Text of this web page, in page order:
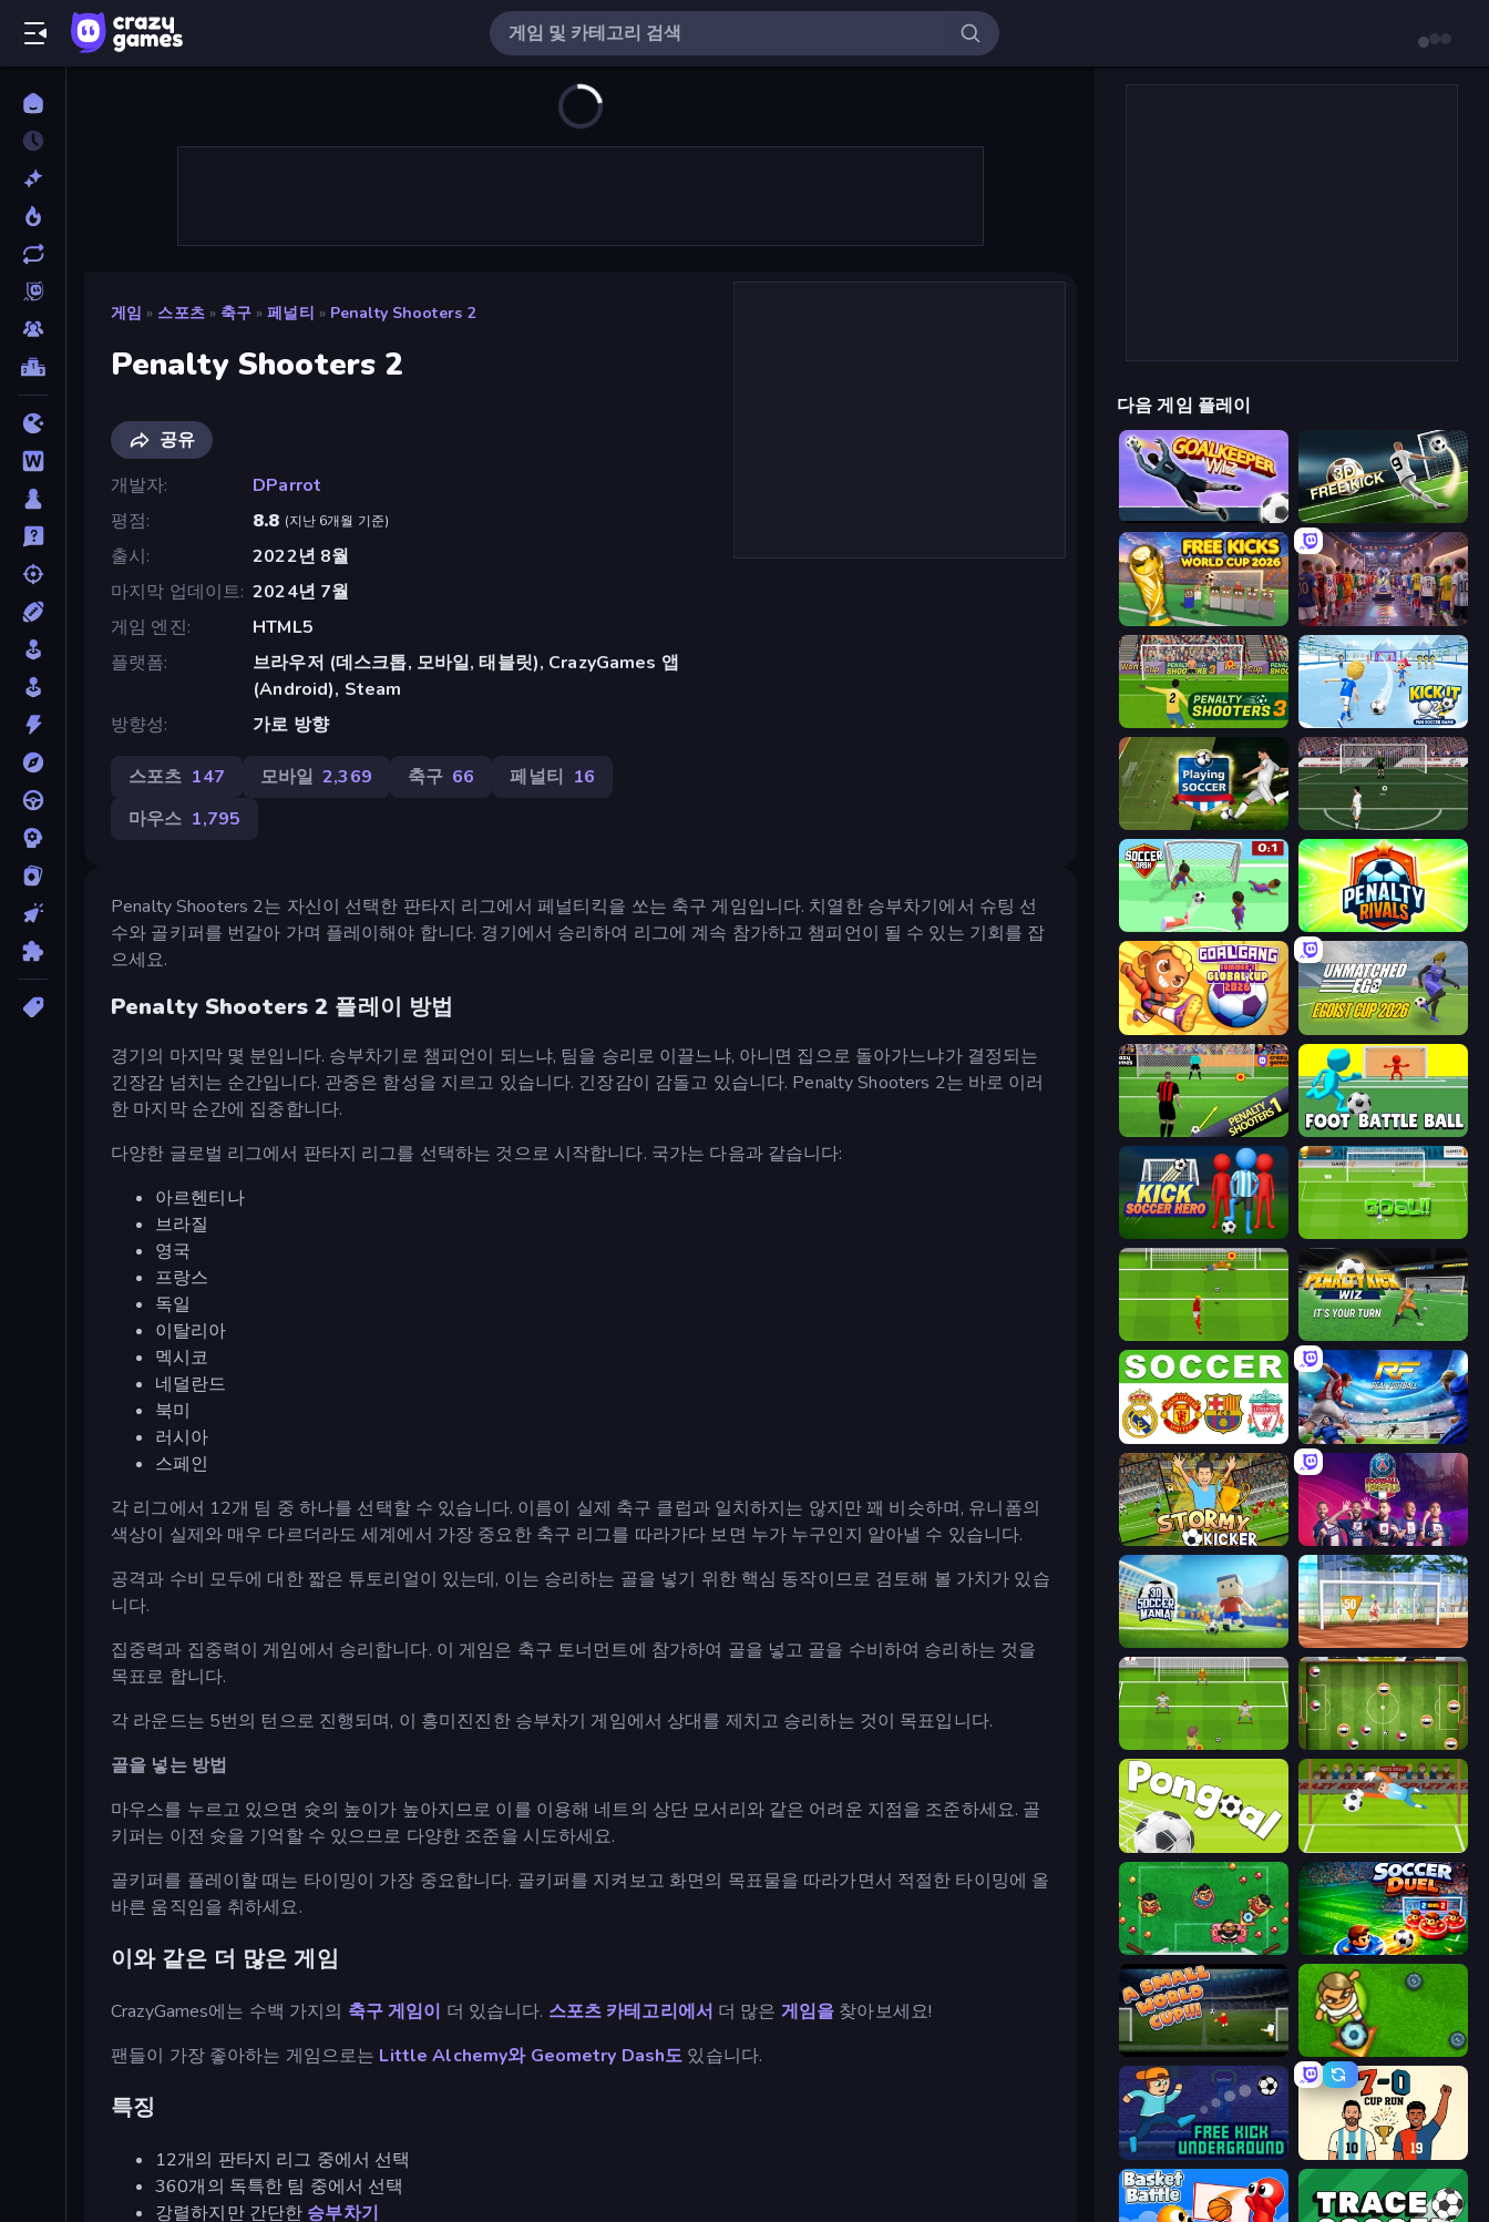
게임 » 스포츠 » 축구 » 페널티 » Penalty Shooters 2
Penalty Shooters 2
공유
개발자
DParrot
평점
8.8 (지난 6개월 기준)
출시
2022년 8월
마지막 업데이트 2024년 7월
게임 엔진
HTML5
플랫폼
브라우저 (데스크톱, 모바일, 태블릿), CrazyGames 앱
(Android), Steam
방향성
가로 방향
스포츠 147 모바일 2,369 축구 66 페널티 16
마우스 1,795
Penalty Shooters 2는 자신이 선택한 판타지 리그에서 페널티킥을 쏘는 축구 게임입니다. 치열한 승부차기에서 슈팅 선
수와 골키퍼를 번갈아 가며 플레이해야 합니다. 경기에서 승리하여 리그에 계속 참가하고 챔피언이 될 수 있는 기회를 잡
으세요.
Penalty Shooters 2 플레이 방법
경기의 마지막 몇 분입니다. 승부차기로 챔피언이 되느냐, 팀을 승리로 이끌느냐, 아니면 집으로 돌아가느냐가 결정되는
긴장감 넘치는 순간입니다. 관중은 함성을 지르고 있습니다. 긴장감이 감돌고 있습니다. Penalty Shooters 2는 바로 이러
한 마지막 순간에 집중합니다.
다양한 글로벌 리그에서 판타지 리그를 선택하는 것으로 시작합니다. 국가는 다음과 같습니다:
아르헨티나
브라질
영국
프랑스
독일
이탈리아
멕시코
네덜란드
북미
러시아
스페인
각 리그에서 12개 팀 중 하나를 선택할 수 있습니다. 이름이 실제 축구 클럽과 일치하지는 않지만 꽤 비슷하며, 유니폼의
색상이 실제와 매우 다르더라도 세계에서 가장 중요한 축구 리그를 따라가다 보면 누가 누구인지 알아낼 수 있습니다.
공격과 수비 모두에 대한 짧은 튜토리얼이 있는데, 이는 승리하는 골을 넣기 위한 핵심 동작이므로 검토해 볼 가치가 있습
니다.
집중력과 집중력이 게임에서 승리합니다. 이 게임은 축구 토너먼트에 참가하여 골을 넣고 골을 수비하여 승리하는 것을
목표로 합니다.
각 라운드는 5번의 턴으로 진행되며, 이 흥미진진한 승부차기 게임에서 상대를 제치고 승리하는 것이 목표입니다.
골을 넣는 방법
마우스를 누르고 있으면 슛의 높이가 높아지므로 이를 이용해 네트의 상단 모서리와 같은 어려운 지점을 조준하세요. 골
키퍼는 이전 슛을 기억할 수 있으므로 다양한 조준을 시도하세요.
골키퍼를 플레이할 때는 타이밍이 가장 중요합니다. 골키퍼를 지켜보고 화면의 목표물을 따라가면서 적절한 타이밍에 올
바른 움직임을 취하세요.
이와 같은 더 많은 게임
CrazyGames에는 수백 가지의 축구 게임이 더 있습니다. 스포츠 카테고리에서 더 많은 게임을 찾아보세요!
팬들이 가장 좋아하는 게임으로는 Little Alchemy와 Geometry Dash도 있습니다.
특징
12개의 판타지 리그 중에서 선택
360개의 독특한 팀 중에서 선택
강렬하지만 간단한 승부차기
다음 게임 플레이
Goalkeeper Wiz Free Kick Classic (3D Free Kick)
Free Kicks World Cup 2026 CG FC 26
Penalty Shooters 3 Kick It – Fun Soccer Game
Playing Soccer Bicycle Kick Champ
Soccer Dash Penalty Rivals
Goal Gang Unmatched Ego
Penalty Shooters Foot Battle Ball
Kick Soccer Hero
Penalty Kick Wiz
European Football Quiz Real Football
Stormy Kicker PSG Soccer Freestyle
3D Soccer Mania Street Freekick 3D
Drop Kick: World Cup Soccer Challenge
Pongoal Penalty Superstar
Foot Chinko: Russia 2018 Soccer Duel
A Small World Cup Foot Chinko
Free Kick Underground